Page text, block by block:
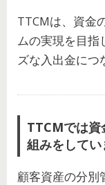
TTCMは、資金
ムの実現を目指
ズな入出金につ
TTCMでは資
組みをしてい
顧客資産の分別